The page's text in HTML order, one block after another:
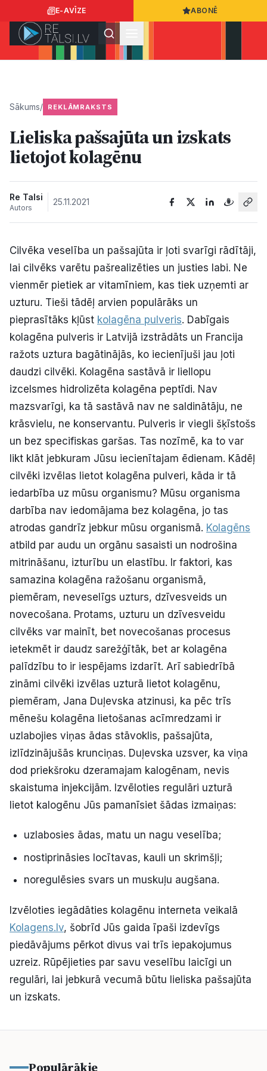
E-AVĪZE ABONĒ
Ziņas
Sports
Kultūra
Bizness
Video
Vieta
Sludinājumi
Pasākumi
Reklāma
Politiskā reklāma
Par mums
Kontakti
Ziņo redakcijai
Facebook Instagram YouTube
E-avīze Abonē
Sākums/ REKLĀMRAKSTS
Lieliska pašsajūta un izskats
lietojot kolagēnu
Re Talsi
Autors
25.11.2021
Cilvēka veselība un pašsajūta ir ļoti svarīgi rādītāji,
lai cilvēks varētu pašrealizēties un justies labi. Ne
vienmēr pietiek ar vitamīniem, kas tiek uzņemti ar
uzturu. Tieši tādēļ arvien populārāks un
pieprasītāks kļūst kolagēna pulveris. Dabīgais
kolagēna pulveris ir Latvijā izstrādāts un Francija
ražots uztura bagātinājās, ko iecienījuši jau ļoti
daudzi cilvēki. Kolagēna sastāvā ir liellopu
izcelsmes hidrolizēta kolagēna peptīdi. Nav
mazsvarīgi, ka tā sastāvā nav ne saldinātāju, ne
krāsvielu, ne konservantu. Pulveris ir viegli šķīstošs
un bez specifiskas garšas. Tas nozīmē, ka to var
likt klāt jebkuram Jūsu iecienītajam ēdienam. Kādēļ
cilvēki izvēlas lietot kolagēna pulveri, kāda ir tā
iedarbība uz mūsu organismu? Mūsu organisma
darbība nav iedomājama bez kolagēna, jo tas
atrodas gandrīz jebkur mūsu organismā. Kolagēns
atbild par audu un orgānu sasaisti un nodrošina
mitrināšanu, izturību un elastību. Ir faktori, kas
samazina kolagēna ražošanu organismā,
piemēram, neveselīgs uzturs, dzīvesveids un
novecošana. Protams, uzturu un dzīvesveidu
cilvēks var mainīt, bet novecošanas procesus
ietekmēt ir daudz sarežģītāk, bet ar kolagēna
palīdzību to ir iespējams izdarīt. Arī sabiedrībā
zināmi cilvēki izvēlas uzturā lietot kolagēnu,
piemēram, Jana Duļevska atzinusi, ka pēc trīs
mēnešu kolagēna lietošanas acīmredzami ir
uzlabojies viņas ādas stāvoklis, pašsajūta,
izlīdzinājušās krunciņas. Duļevska uzsver, ka viņa
dod priekšroku dzeramajam kalogēnam, nevis
skaistuma injekcijām. Izvēloties regulāri uzturā
lietot kalogēnu Jūs pamanīsiet šādas izmaiņas:
uzlabosies ādas, matu un nagu veselība;
nostiprināsies locītavas, kauli un skrimšļi;
noregulēsies svars un muskuļu augšana.
Izvēloties iegādāties kolagēnu interneta veikalā
Kolagens.lv, šobrīd Jūs gaida īpaši izdevīgs
piedāvājums pērkot divus vai trīs iepakojumus
uzreiz. Rūpējieties par savu veselību laicīgi un
regulāri, lai jebkurā vecumā būtu lieliska pašsajūta
un izskats.
Populārākie